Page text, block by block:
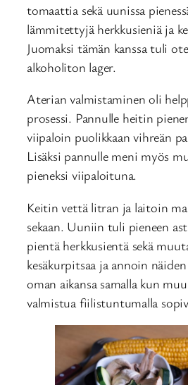
tomaattia sekä uunissa
lämmitettyjä herkkusieniä ja
Juomaksi tämän kanssa tuli
alkoholiton lager.
Aterian valmistaminen oli
prosessi. Pannulle heitin
viipaloin puolikkaan vihreän
Lisäksi pannulle meni myös
pieneksi viipaloituna.
Keitin vettä litran ja laitoin
sekaan. Uuniin tuli pieneen
pientä herkkusientä sekä
kesäkurpitsaa ja annoin
oman aikansa samalla kun
valmistua fiilistuntumalla